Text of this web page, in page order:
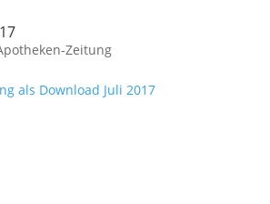
Zeitung
als Download Juli 2017